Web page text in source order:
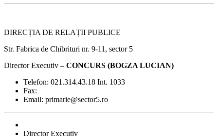
DIRECȚIA DE RELAȚII PUBLICE
Str. Fabrica de Chibrituri nr. 9-11, sector 5
Director Executiv – CONCURS (BOGZA LUCIAN)
Telefon: 021.314.43.18 Int. 1033
Fax:
Email: primarie@sector5.ro
Director Executiv